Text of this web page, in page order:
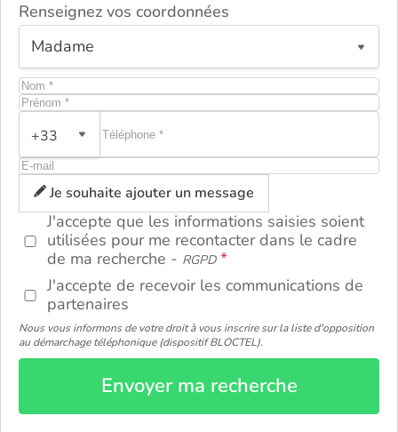
Renseignez vos coordonnées
+33
Je souhaite ajouter un message
J'accepte que les informations saisies soient
utilisées pour me recontacter dans le cadre
de ma recherche - RGPD
J'accepte de recevoir les communications de
partenaires
Nous vous informons de votre droit à vous inscrire sur la liste d'opposition
au démarchage téléphonique (dispositif BLOCTEL).
Envoyer ma recherche
ou